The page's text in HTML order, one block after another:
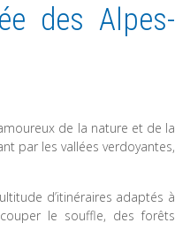
des Alpes-
de la nature et de la
par les vallées verdoyantes,
d’itinéraires adaptés à
le souffle, des forêts